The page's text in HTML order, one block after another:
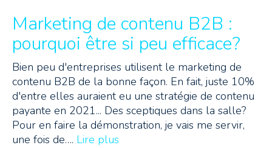
Marketing de contenu B2B :
pourquoi être si peu efficace?
Bien peu d'entreprises utilisent le marketing de
contenu B2B de la bonne façon. En fait, juste 10%
d'entre elles auraient eu une stratégie de contenu
payante en 2021... Des sceptiques dans la salle?
Pour en faire la démonstration, je vais me servir,
une fois de…. Lire plus